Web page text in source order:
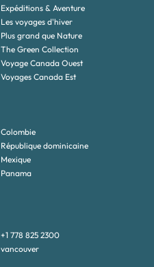
Expéditions & Aventure
Les voyages d'hiver
Plus grand que Nature
The Green Collection
Voyage Canada Ouest
Voyages Canada Est
Colombie
République dominicaine
Mexique
Panama
+1 778 825 2300
vancouver